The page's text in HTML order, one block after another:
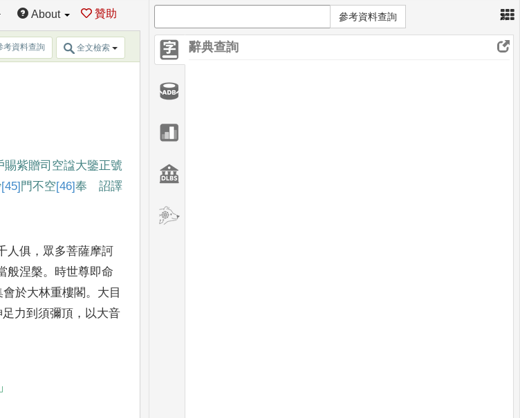
About 贊助
考資料查詢 全文檢索
紫贈司 空諡大鑒正號
[45] 門不空[46]奉 詔譯
人俱 ， 眾多菩薩摩訶
般涅槃。 時世尊即命
會於大林重樓閣。 大目
力到須彌頂 ， 以大音
×
參考資料查詢
辭典查詢